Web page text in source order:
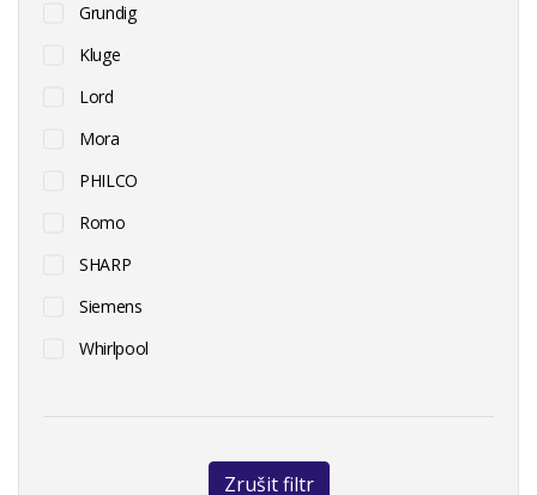
Grundig
Kluge
Lord
Mora
PHILCO
Romo
SHARP
Siemens
Whirlpool
Zrušit filtr